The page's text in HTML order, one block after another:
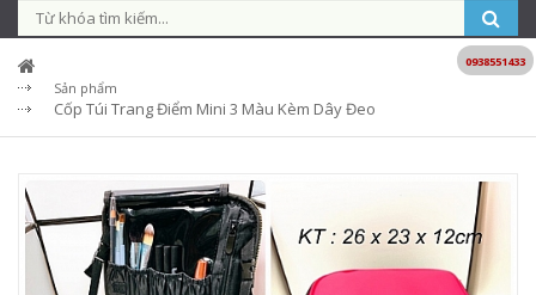
Sản phẩm
Cốp Túi Trang Điểm Mini 3 Màu Kèm Dây Đeo
0938551433